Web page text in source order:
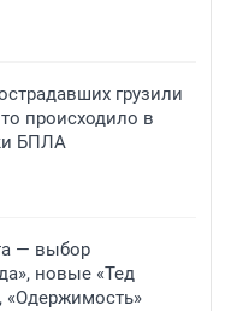
грузили
происходило в
БПЛА
— выбор
новые «Тед
«Одержимость»